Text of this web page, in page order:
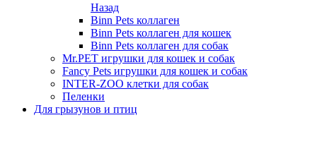
Назад
Binn Pets коллаген
Binn Pets коллаген для кошек
Binn Pets коллаген для собак
Mr.PET игрушки для кошек и собак
Fancy Pets игрушки для кошек и собак
INTER-ZOO клетки для собак
Пеленки
Для грызунов и птиц